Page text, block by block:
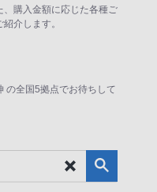
購入金額に応じた各種ご
介します。
の全国5拠点でお待ちして